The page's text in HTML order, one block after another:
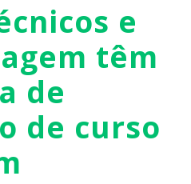
e
têm
de
de curso